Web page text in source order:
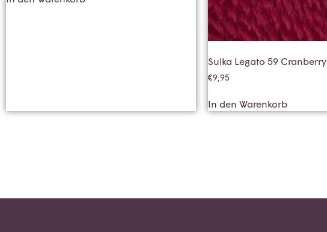
Sulka Legato 59 Cranberry
€9,95
In den Warenkorb